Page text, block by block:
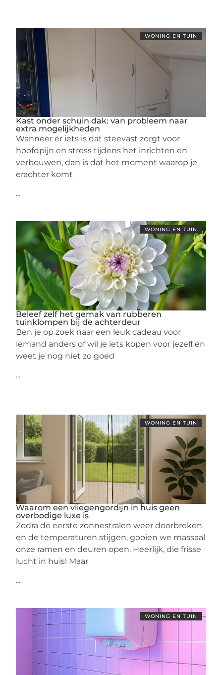
WONING EN TUIN
Kast onder schuin dak: van probleem naar
extra mogelijkheden
Wanneer er iets is dat steevast zorgt voor
hoofdpijn en stress tijdens het inrichten en
verbouwen, dan is dat het moment waarop je
erachter komt
...
WONING EN TUIN
Beleef zelf het gemak van rubberen
tuinklompen bij de achterdeur
Ben je op zoek naar een leuk cadeau voor
iemand anders of wil je iets kopen voor jezelf en
weet je nog niet zo goed
...
WONING EN TUIN
Waarom een vliegengordijn in huis geen
overbodige luxe is
Zodra de eerste zonnestralen weer doorbreken
en de temperaturen stijgen, gooien we massaal
onze ramen en deuren open. Heerlijk, die frisse
lucht in huis! Maar
...
WONING EN TUIN